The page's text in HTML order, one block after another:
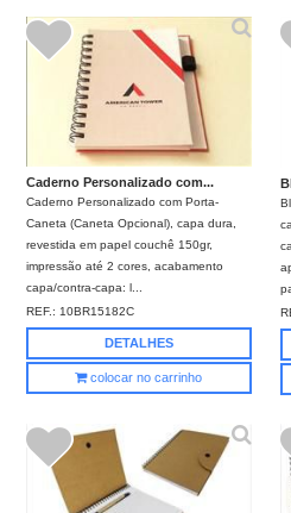
Caderno Personalizado com...
Caderno Personalizado com Porta-
Caneta (Caneta Opcional), capa dura,
revestida em papel couchê 150gr,
impressão até 2 cores, acabamento
capa/contra-capa: l...
REF.: 10BR15182C
DETALHES
colocar no carrinho